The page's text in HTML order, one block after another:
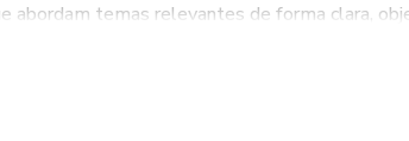
abordam temas relevantes de forma clara,